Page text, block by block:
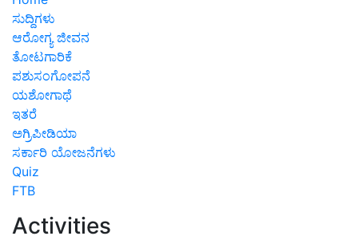
ಸುದ್ದಿಗಳು
ಆರೋಗ್ಯ ಜೀವನ
ತೋಟಗಾರಿಕೆ
ಪಶುಸಂಗೋಪನೆ
ಯಶೋಗಾಥೆ
ಇತರೆ
ಅಗ್ರಿಪೀಡಿಯಾ
ಸರ್ಕಾರಿ ಯೋಜನೆಗಳು
Quiz
FTB
Activities